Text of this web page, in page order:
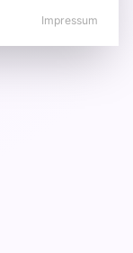
Impressum